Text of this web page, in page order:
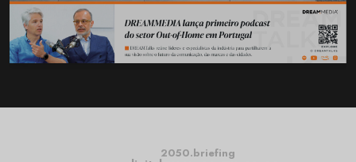
2050.briefing